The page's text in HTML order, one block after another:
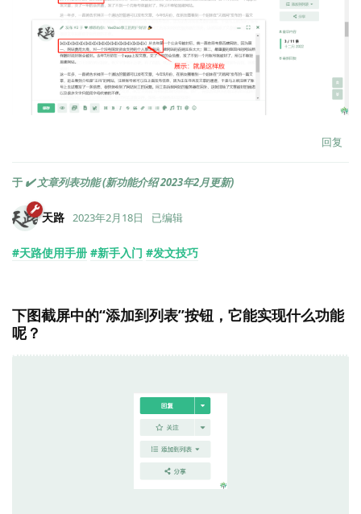
回复
于 ✔️ 文章列表功能 (新功能介绍 2023年2月更新)
天路 2023年2月18日 已编辑
#天路使用手册 #新手入门 #发文技巧
下图截屏中的“添加到列表”按钮，它能实现什么功能
呢？